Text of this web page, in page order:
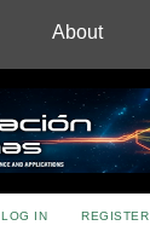
About
LOG IN REGISTER